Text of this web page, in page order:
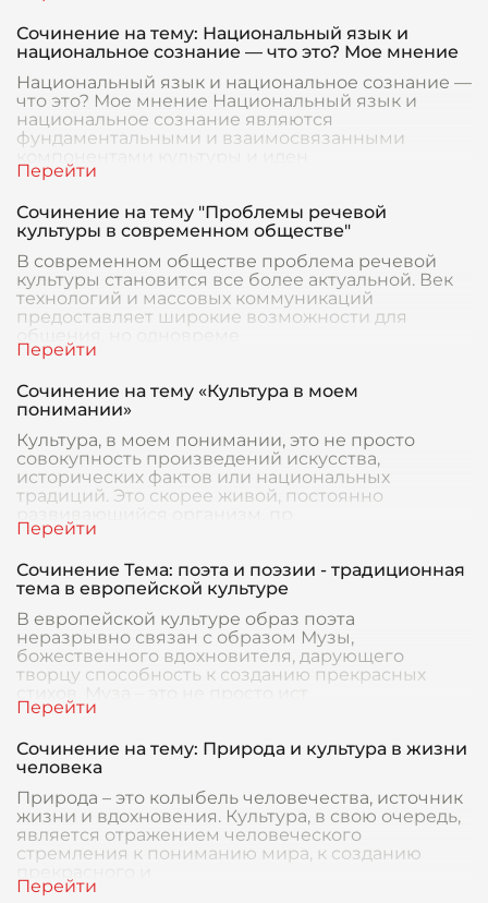
Сочинение на тему: Национальный язык и
национальное сознание — что это? Мое мнение
Национальный язык и национальное сознание —
что это? Мое мнение Национальный язык и
национальное сознание являются
фундаментальными и взаимосвязанными
Сочинение на тему "Проблемы речевой
культуры в современном обществе"
В современном обществе проблема речевой
культуры становится все более актуальной. Век
технологий и массовых коммуникаций
предоставляет широкие возможности для
общения, но одновреме
Сочинение на тему «Культура в моем
понимании»
Культура, в моем понимании, это не просто
совокупность произведений искусства,
исторических фактов или национальных
традиций. Это скорее живой, постоянно
Сочинение Тема: поэта и поэзии - традиционная
тема в европейской культуре
В европейской культуре образ поэта
неразрывно связан с образом Музы,
божественного вдохновителя, дарующего
творцу способность к созданию прекрасных
стихов. Муза – это не просто ист
Сочинение на тему: Природа и культура в жизни
человека
Природа – это колыбель человечества, источник
жизни и вдохновения. Культура, в свою очередь,
является отражением человеческого
стремления к пониманию мира, к созданию